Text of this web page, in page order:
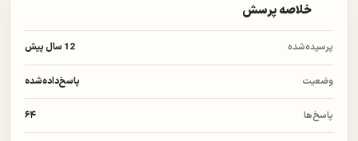
برای ثبت پاسخ وارد حساب کاربری شوید.
خلاصه پرسش
پرسیده‌شده 12 سال پیش
وضعیت پاسخ‌داده‌شده
پاسخ‌ها ۶۴